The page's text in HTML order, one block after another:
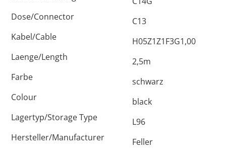
Dose/Connector
C13
Kabel/Cable
H05Z1Z1F3G1,00
Laenge/Length
2,5m
Farbe
schwarz
Colour
black
Lagertyp/Storage Type
L96
Hersteller/Manufacturer
Feller